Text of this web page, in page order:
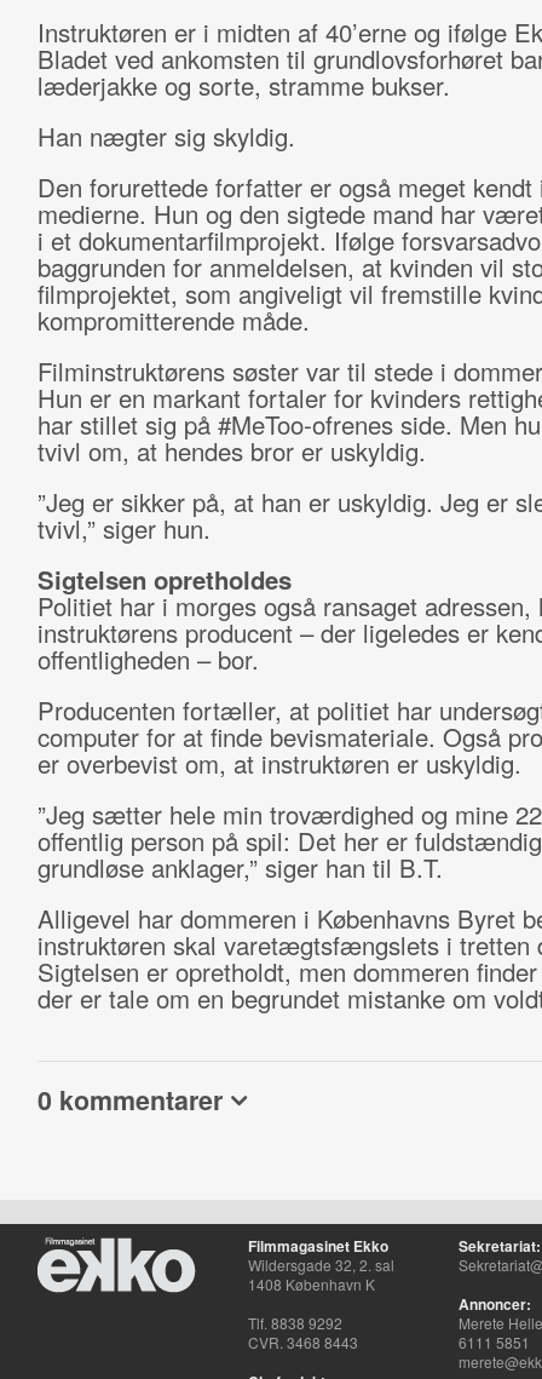
Instruktøren er i midten af 40’erne og ifølge
Bladet ved ankomsten til grundlovsforhøret
læderjakke og sorte, stramme bukser.
Han nægter sig skyldig.
Den forurettede forfatter er også meget kendt
medierne. Hun og den sigtede mand har
i et dokumentarfilmprojekt. Ifølge
baggrunden for anmeldelsen, at kvinden vil
filmprojektet, som angiveligt vil fremstille
kompromitterende måde.
Filminstruktørens søster var til stede i
Hun er en markant fortaler for kvinders
har stillet sig på #MeToo-ofrenes side. Men
tvivl om, at hendes bror er uskyldig.
”Jeg er sikker på, at han er uskyldig. Jeg er
tvivl,” siger hun.
Sigtelsen opretholdes
Politiet har i morges også ransaget adressen,
instruktørens producent – der ligeledes er
offentligheden – bor.
Producenten fortæller, at politiet har
computer for at finde bevismateriale. Også
er overbevist om, at instruktøren er uskyldig.
”Jeg sætter hele min troværdighed og mine
offentlig person på spil: Det her er
grundløse anklager,” siger han til B.T.
Alligevel har dommeren i Københavns Byret
instruktøren skal varetægtsfængslets i tretten
Sigtelsen er opretholdt, men dommeren
der er tale om en begrundet mistanke om
0 kommentarer
Filmmagasinet Ekko
Wildersgade 32, 2. sal
1408 København K
Tlf. 8838 9292
CVR. 3468 8443
Sekretariat:
Annoncer:
Merete
6111 5851